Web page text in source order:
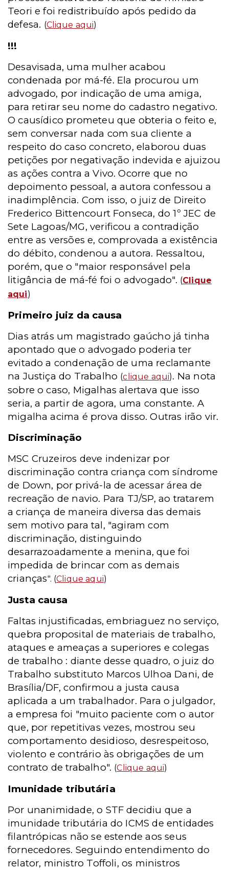
Teori e foi redistribuído após pedido da
defesa. (Clique aqui)
!!!
Desavisada, uma mulher acabou
condenada por má-fé. Ela procurou um
advogado, por indicação de uma amiga,
para retirar seu nome do cadastro negativo.
O causídico prometeu que obteria o feito e,
sem conversar nada com sua cliente a
respeito do caso concreto, elaborou duas
petições por negativação indevida e ajuizou
as ações contra a Vivo. Ocorre que no
depoimento pessoal, a autora confessou a
inadimplência. Com isso, o juiz de Direito
Frederico Bittencourt Fonseca, do 1º JEC de
Sete Lagoas/MG, verificou a contradição
entre as versões e, comprovada a existência
do débito, condenou a autora. Ressaltou,
porém, que o "maior responsável pela
litigância de má-fé foi o advogado". (Clique
aqui)
Primeiro juiz da causa
Dias atrás um magistrado gaúcho já tinha
apontado que o advogado poderia ter
evitado a condenação de uma reclamante
na Justiça do Trabalho (clique aqui). Na nota
sobre o caso, Migalhas alertava que isso
seria, a partir de agora, uma constante. A
migalha acima é prova disso. Outras irão vir.
Discriminação
MSC Cruzeiros deve indenizar por
discriminação contra criança com síndrome
de Down, por privá-la de acessar área de
recreação de navio. Para TJ/SP, ao tratarem
a criança de maneira diversa das demais
sem motivo para tal, "agiram com
discriminação, distinguindo
desarrazoadamente a menina, que foi
impedida de brincar com as demais
crianças". (Clique aqui)
Justa causa
Faltas injustificadas, embriaguez no serviço,
quebra proposital de materiais de trabalho,
ataques e ameaças a superiores e colegas
de trabalho : diante desse quadro, o juiz do
Trabalho substituto Marcos Ulhoa Dani, de
Brasília/DF, confirmou a justa causa
aplicada a um trabalhador. Para o julgador,
a empresa foi "muito paciente com o autor
que, por repetitivas vezes, mostrou seu
comportamento desidioso, desrespeitoso,
violento e contrário às obrigações de um
contrato de trabalho". (Clique aqui)
Imunidade tributária
Por unanimidade, o STF decidiu que a
imunidade tributária do ICMS de entidades
filantrópicas não se estende aos seus
fornecedores. Seguindo entendimento do
relator, ministro Toffoli, os ministros